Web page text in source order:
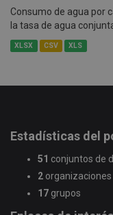
Consumo de agua por
la tasa de agua
XLSX CSV XLS
Estadísticas del
51 conjuntos de
2 organizaciones
17 grupos